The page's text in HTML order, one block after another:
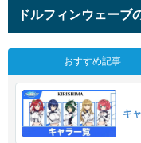
ドルフィンウェーブ
おすすめ記事
キ